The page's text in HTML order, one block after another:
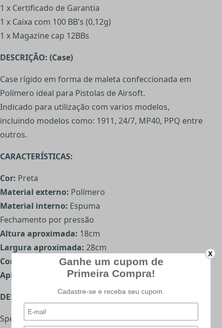
1 x Certificado de Garantia
1 x Caixa com 100 BB's (0,12g)
1 x Magazine cap 12BBs
DESCRIÇÃO: (Case)
Case rígido em forma de maleta confeccionada em
Polímero ideal para Pistolas de Airsoft.
Indicado para utilização com varios modelos,
incluindo modelos como: 1911, 24/7, MP40, PPQ entre
outros.
CARACTERÍSTICAS:
Cor: Preta
Material externo: Polímero
Material interno: Espuma
Fechamento por pressão
Altura aproximada: 18cm
Largura aproximada: 28cm
Comprimento aproximado:6cm
Aplicação:
Armas Curtas
DESCRIÇÃO: (Speedloader Airsoft - 155 BB's - Target )
Speedloader da Target, indicado para recarga rapida do
X